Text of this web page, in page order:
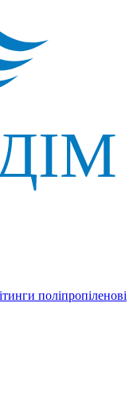
поліпропіленові